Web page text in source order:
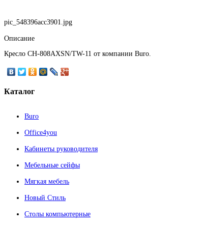
pic_548396acc3901.jpg
Описание
Кресло CH-808AXSN/TW-11 от компании Buro.
Каталог
Buro
Office4you
Кабинеты руководителя
Мебельные сейфы
Мягкая мебель
Новый Стиль
Столы компьютерные